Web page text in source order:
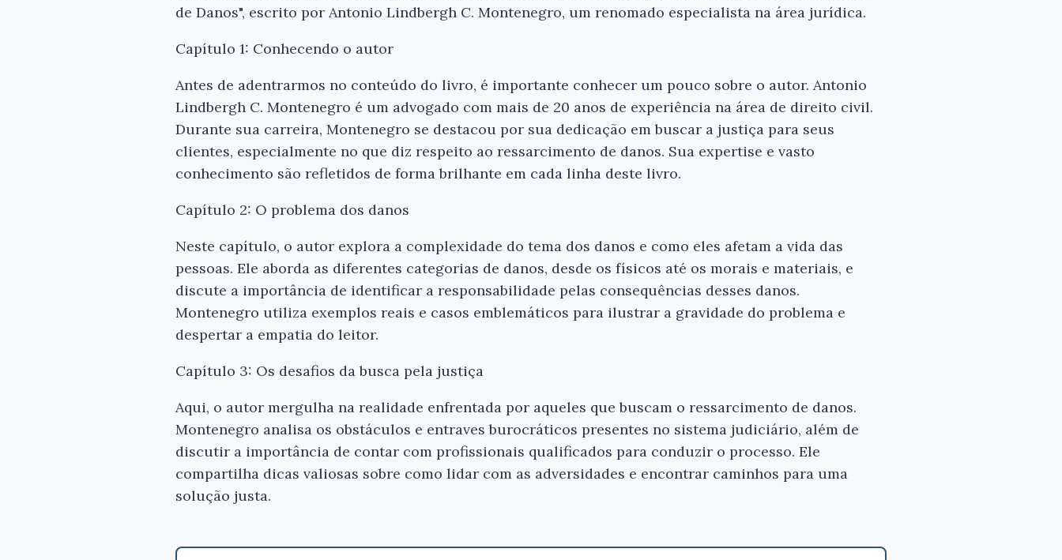
de Danos", escrito por Antonio Lindbergh C. Montenegro, um renomado especialista na área jurídica.
Capítulo 1: Conhecendo o autor
Antes de adentrarmos no conteúdo do livro, é importante conhecer um pouco sobre o autor. Antonio
Lindbergh C. Montenegro é um advogado com mais de 20 anos de experiência na área de direito civil.
Durante sua carreira, Montenegro se destacou por sua dedicação em buscar a justiça para seus
clientes, especialmente no que diz respeito ao ressarcimento de danos. Sua expertise e vasto
conhecimento são refletidos de forma brilhante em cada linha deste livro.
Capítulo 2: O problema dos danos
Neste capítulo, o autor explora a complexidade do tema dos danos e como eles afetam a vida das
pessoas. Ele aborda as diferentes categorias de danos, desde os físicos até os morais e materiais, e
discute a importância de identificar a responsabilidade pelas consequências desses danos.
Montenegro utiliza exemplos reais e casos emblemáticos para ilustrar a gravidade do problema e
despertar a empatia do leitor.
Capítulo 3: Os desafios da busca pela justiça
Aqui, o autor mergulha na realidade enfrentada por aqueles que buscam o ressarcimento de danos.
Montenegro analisa os obstáculos e entraves burocráticos presentes no sistema judiciário, além de
discutir a importância de contar com profissionais qualificados para conduzir o processo. Ele
compartilha dicas valiosas sobre como lidar com as adversidades e encontrar caminhos para uma
solução justa.
Gostou do resumo? Nós criamos resumos para
que você tenha certeza de que o livro é bom
antes de comprar.
Ressarcimento de Danos - Antonio Lindbergh